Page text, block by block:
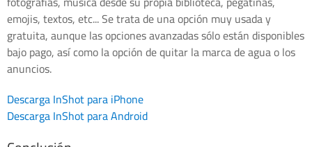
emojis, textos, etc... Se trata de una opción muy usada y
gratuita, aunque las opciones avanzadas sólo están disponibles
bajo pago, así como la opción de quitar la marca de agua o los
anuncios.
Descarga InShot para iPhone
Descarga InShot para Android